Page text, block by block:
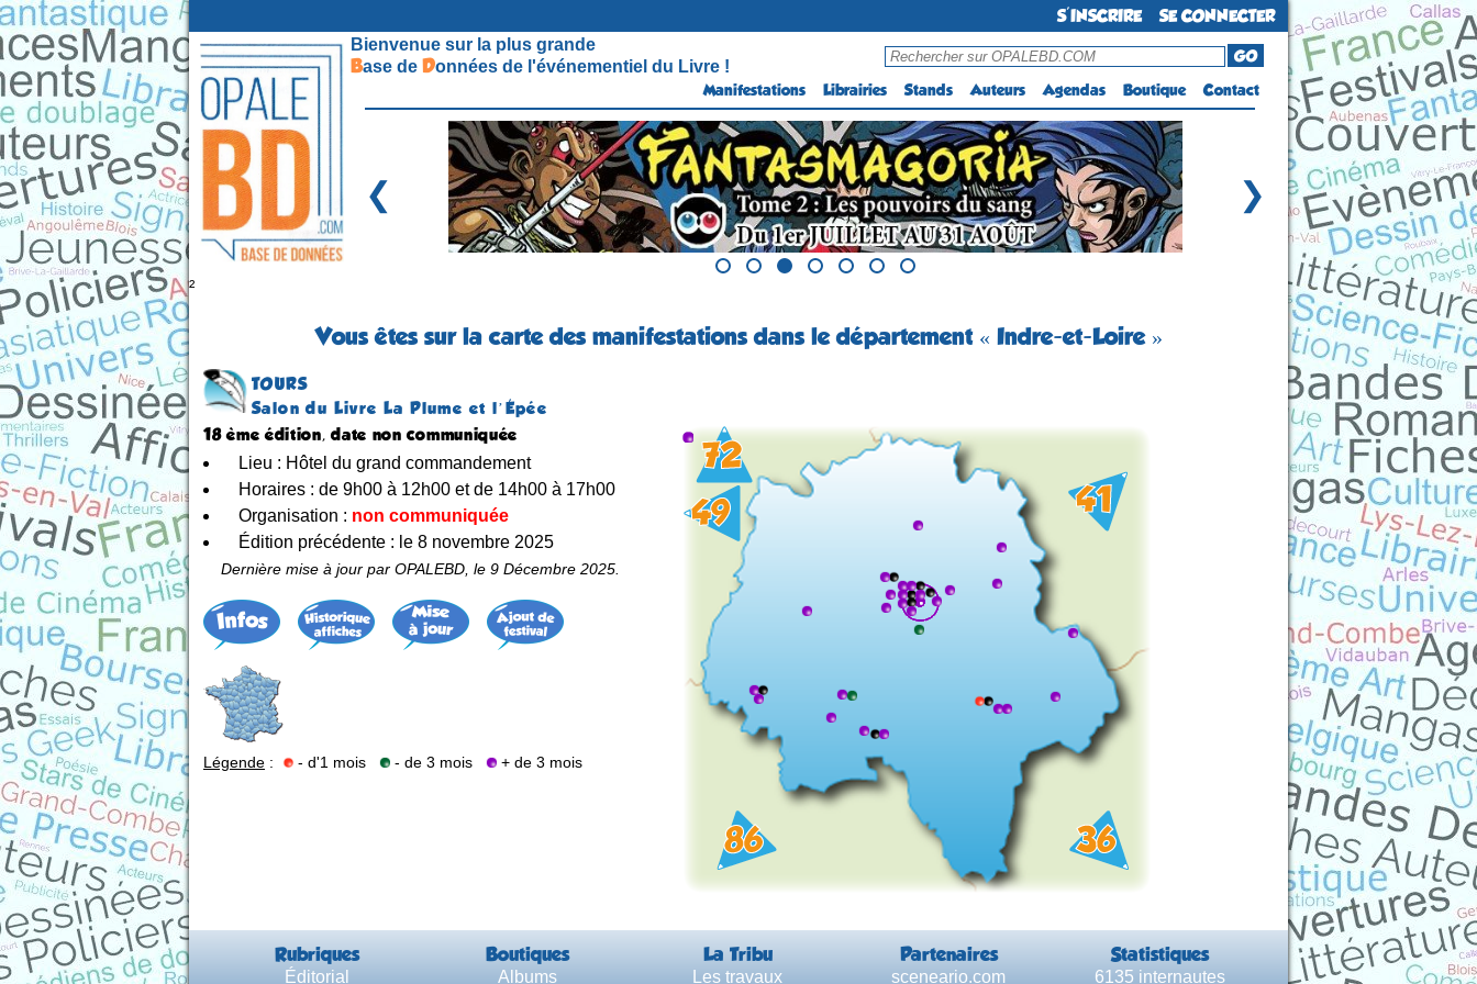
S'INSCRIRE
SE CONNECTER
Bienvenue sur la plus grande
Base de Données de l'événementiel du Livre !
GO
Manifestations
Librairies Stands Auteurs Agendas Boutique Contact
❮ ❯
²
Vous êtes sur la carte des manifestations dans le département « Indre-et-Loire »
TOURS
Salon du Livre La Plume et l’Épée
18 ème édition, date non communiquée
Lieu : Hôtel du grand commandement
Horaires : de 9h00 à 12h00 et de 14h00 à 17h00
Organisation : non communiquée
Édition précédente : le 8 novembre 2025
Dernière mise à jour par OPALEBD, le 9 Décembre 2025.
Légende : - d'1 mois - de 3 mois + de 3 mois
Rubriques Boutiques La Tribu Partenaires Statistiques
Éditorial Albums Les travaux sceneario.com 6135 internautes